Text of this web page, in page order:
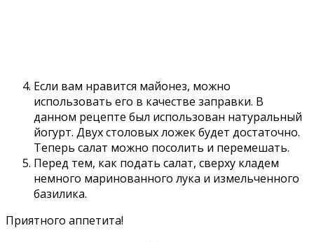
Если вам нравится майонез, можно
использовать его в качестве заправки. В
данном рецепте был использован натуральный
йогурт. Двух столовых ложек будет достаточно.
Теперь салат можно посолить и перемешать.
Перед тем, как подать салат, сверху кладем
немного маринованного лука и измельченного
базилика.
Приятного аппетита!